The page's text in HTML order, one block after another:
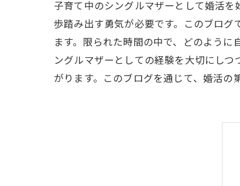
子育て中のシングルマザーとして婚活
歩踏み出す勇気が必要です。このブロ
ます。限られた時間の中で、どのよう
ングルマザーとしての経験を大切にし
がります。このブログを通じて、婚活の